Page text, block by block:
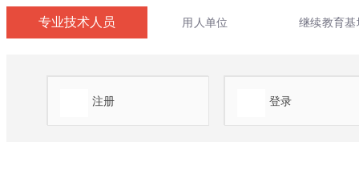
专业技术人员
注册 登录
用人单位 继续教育基